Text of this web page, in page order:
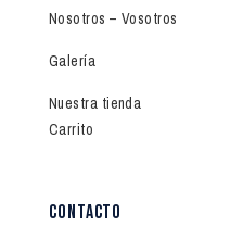
Nosotros – Vosotros
Galería
Nuestra tienda
Carrito
contacto